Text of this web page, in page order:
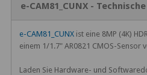
e-CAM81_CUNX -
e-CAM81_CUNX ist eine 8MP (4K)
einem 1/1.7" AR0821 CMOS-Sensor
Laden Sie Hardware- und